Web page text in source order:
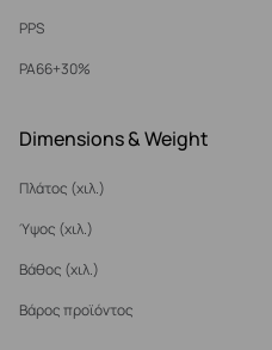
PPS
PA66+30%
Dimensions & Weight
Πλάτος (χιλ.)
Ύψος (χιλ.)
Βάθος (χιλ.)
Βάρος προϊόντος